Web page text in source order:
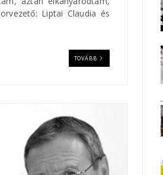
Liptai Claudia és
TOVÁBB